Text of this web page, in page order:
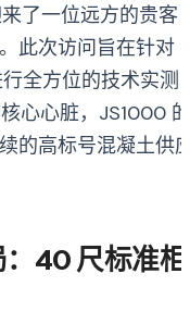
了一位远方的贵客
此次访问旨在针对
全方位的技术实测
心心脏，JS1000 的
的高标号混凝土供
40 尺标准柜